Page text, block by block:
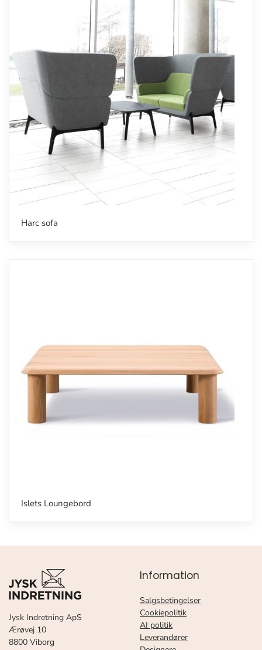
Harc sofa
Islets Loungebord
Jysk Indretning ApS
Ærøvej 10
8800 Viborg
Information
Salgsbetingelser
Cookiepolitik
AI politik
Leverandører